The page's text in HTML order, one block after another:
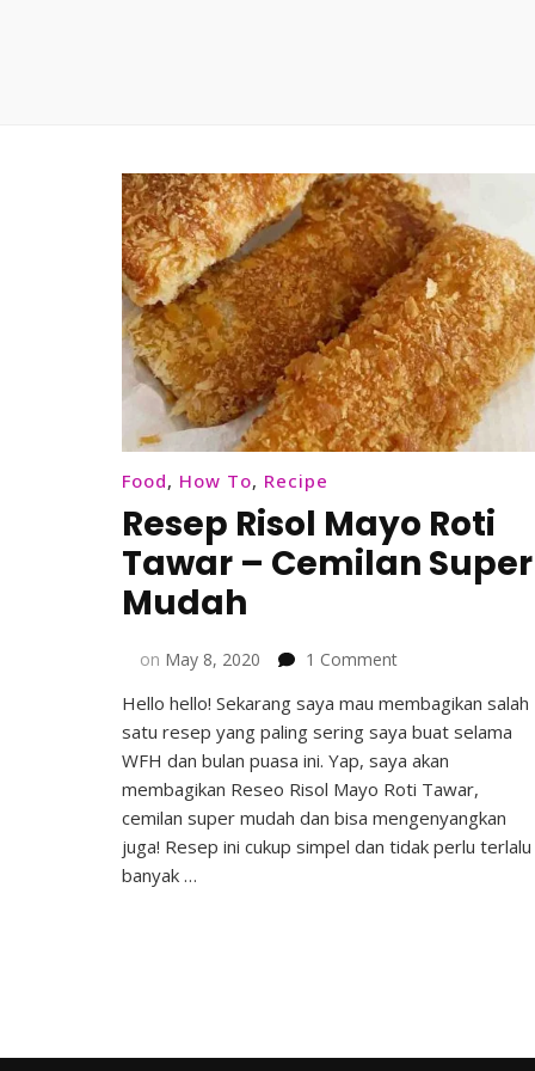
Food, How To, Recipe
Resep Risol Mayo Roti
Tawar – Cemilan Super
Mudah
on May 8, 2020 1 Commenton
Risol
Mayo
Roti
Tawar
Cemilan
Super
Hello hello! Sekarang saya mau membagikan salah
satu resep yang paling sering saya buat selama
WFH dan bulan puasa ini. Yap, saya akan
membagikan Reseo Risol Mayo Roti Tawar,
cemilan super mudah dan bisa mengenyangkan
juga! Resep ini cukup simpel dan tidak perlu terlalu
banyak …